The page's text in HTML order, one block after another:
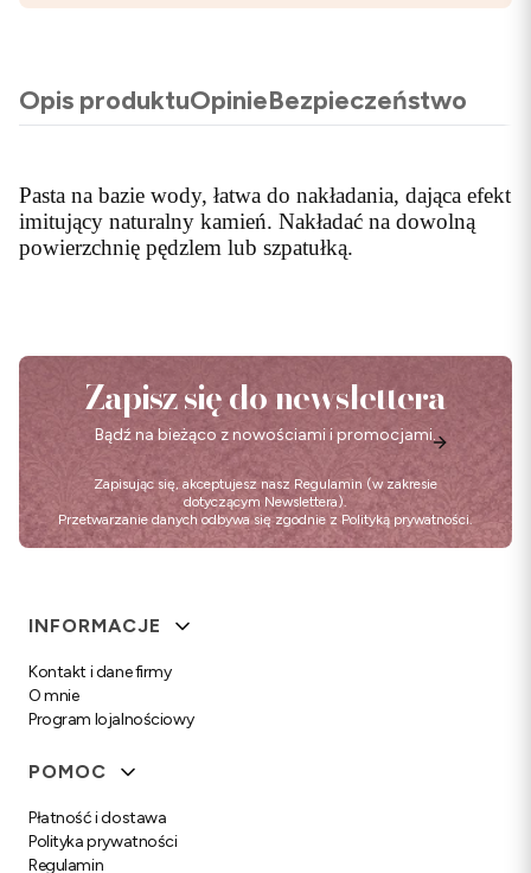
Opis produktuOpinieBezpieczeństwo
Pasta na bazie wody, łatwa do nakładania, dająca efekt
imitujący naturalny kamień. Nakładać na dowolną
powierzchnię pędzlem lub szpatułką.
Zapisz się do newslettera
Bądź na bieżąco z nowościami i promocjami.
Zapisując się, akceptujesz nasz Regulamin (w zakresie
dotyczącym Newslettera).
Przetwarzanie danych odbywa się zgodnie z Polityką prywatności.
Linki w stopce
INFORMACJE
Kontakt i dane firmy
O mnie
Program lojalnościowy
POMOC
Płatność i dostawa
Polityka prywatności
Regulamin